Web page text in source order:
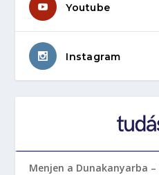
Youtube
Instagram
Menjen a Dunakanyarba